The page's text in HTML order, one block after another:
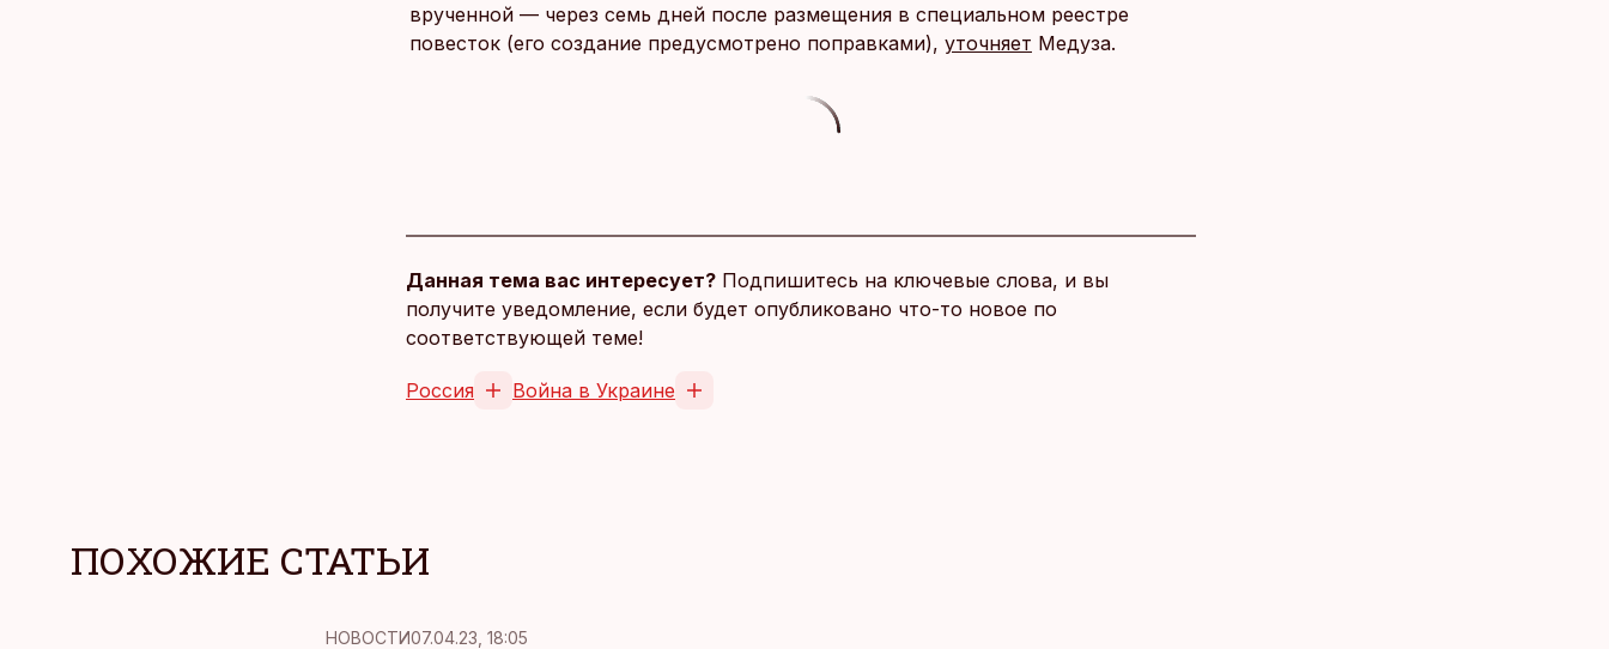
врученной — через семь дней после размещения в специальном реестре
повесток (его создание предусмотрено поправками), уточняет Медуза.
Данная тема вас интересует? Подпишитесь на ключевые слова, и вы
получите уведомление, если будет опубликовано что-то новое по
соответствующей теме!
Россия Война в Украине
ПОХОЖИЕ СТАТЬИ
НОВОСТИ07.04.23, 18:05